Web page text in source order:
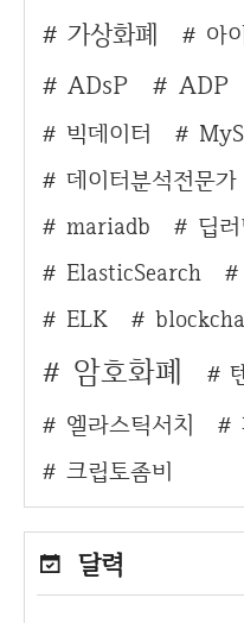
가상화폐 아
ADsP ADP
빅데이터
데이터분석전문가
mariadb
딥
ElasticSearch
ELK
암호화폐
엘라스틱서치
크립토좀비
달력